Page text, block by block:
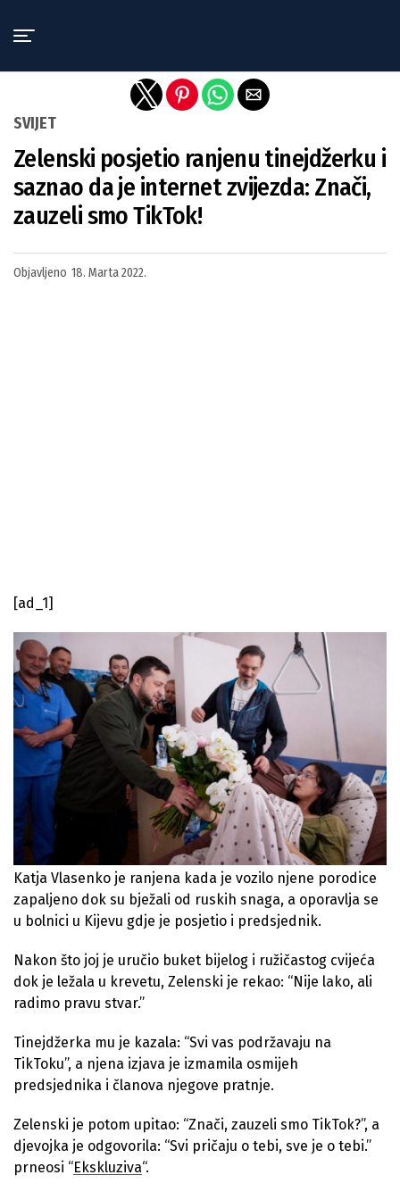
SVIJET
Zelenski posjetio ranjenu tinejdžerku i
saznao da je internet zvijezda: Znači,
zauzeli smo TikTok!
Objavljeno 18. Marta 2022.
[ad_1]
Katja Vlasenko je ranjena kada je vozilo njene porodice
zapaljeno dok su bježali od ruskih snaga, a oporavlja se
u bolnici u Kijevu gdje je posjetio i predsjednik.
Nakon što joj je uručio buket bijelog i ružičastog cvijeća
dok je ležala u krevetu, Zelenski je rekao: “Nije lako, ali
radimo pravu stvar.”
Tinejdžerka mu je kazala: “Svi vas podržavaju na
TikToku”, a njena izjava je izmamila osmijeh
predsjednika i članova njegove pratnje.
Zelenski je potom upitao: “Znači, zauzeli smo TikTok?”, a
djevojka je odgovorila: “Svi pričaju o tebi, sve je o tebi.”
prneosi “Ekskluziva“.